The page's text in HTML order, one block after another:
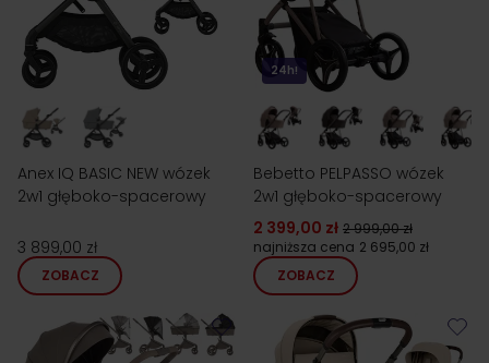
Anex IQ BASIC NEW wózek
2w1 głęboko-spacerowy
3 899,00 zł
ZOBACZ
24h!
Bebetto PELPASSO wózek
2w1 głęboko-spacerowy
2 399,00 zł 2 999,00 zł
najniższa cena 2 695,00 zł
ZOBACZ